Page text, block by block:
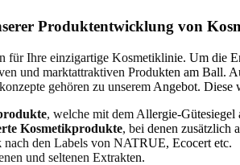
Produktentwicklung von
für Ihre einzigartige Kosmetiklinie. Um die
und marktattraktiven Produkten am
gehören zu unserem Angebot.
, welche mit dem Allergie-
Kosmetikprodukte, bei denen zusätzlich
nach den Labels von NATRUE, Ecocert etc.
und seltenen Extrakten.